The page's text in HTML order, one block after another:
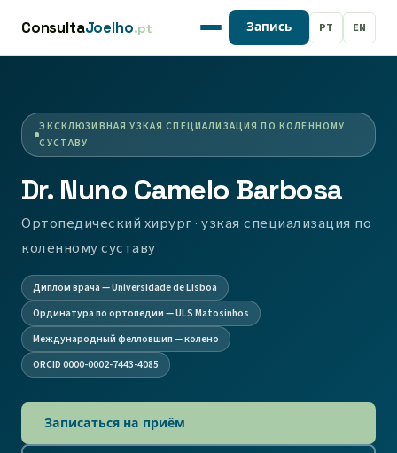
ConsultaJoelho.pt Запись PT EN
ЭКСКЛЮЗИВНАЯ УЗКАЯ СПЕЦИАЛИЗАЦИЯ ПО КОЛЕННОМУ
СУСТАВУ
Dr. Nuno Camelo Barbosa
Ортопедический хирург · узкая специализация по
коленному суставу
Диплом врача — Universidade de Lisboa
Ординатура по ортопедии — ULS Matosinhos
Международный фелловшип — колено
ORCID 0000-0002-7443-4085
Записаться на приём